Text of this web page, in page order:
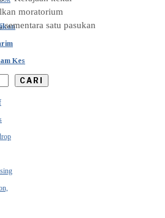
Kes
moratorium
satu pasukan
CARI